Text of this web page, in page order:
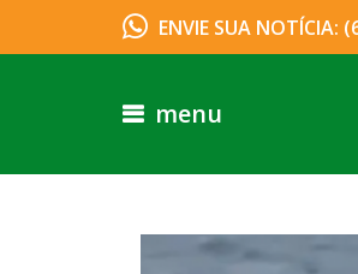
ENVIE SUA NOTÍCIA:
menu